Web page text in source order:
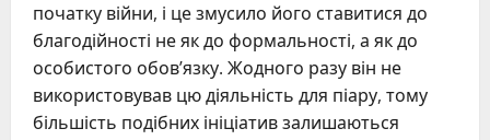
початку війни, і це змусило його ставитися до
благодійності не як до формальності, а як до
особистого обов’язку. Жодного разу він не
використовував цю діяльність для піару, тому
більшість подібних ініціатив залишаються